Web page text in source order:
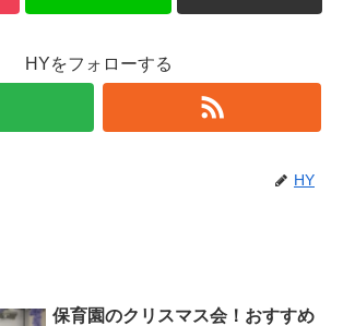
HYをフォローする
HY
保育園のクリスマス会！おすすめ